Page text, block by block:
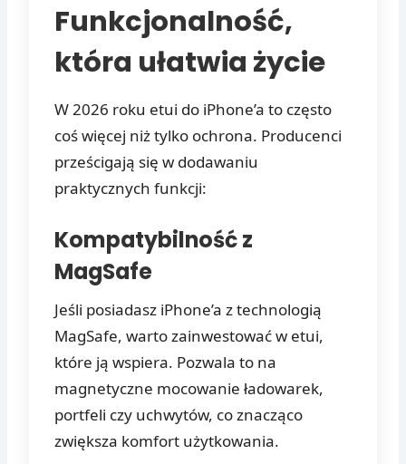
Funkcjonalność,
która ułatwia życie
W 2026 roku etui do iPhone’a to często
coś więcej niż tylko ochrona. Producenci
prześcigają się w dodawaniu
praktycznych funkcji:
Kompatybilność z
MagSafe
Jeśli posiadasz iPhone’a z technologią
MagSafe, warto zainwestować w etui,
które ją wspiera. Pozwala to na
magnetyczne mocowanie ładowarek,
portfeli czy uchwytów, co znacząco
zwiększa komfort użytkowania.